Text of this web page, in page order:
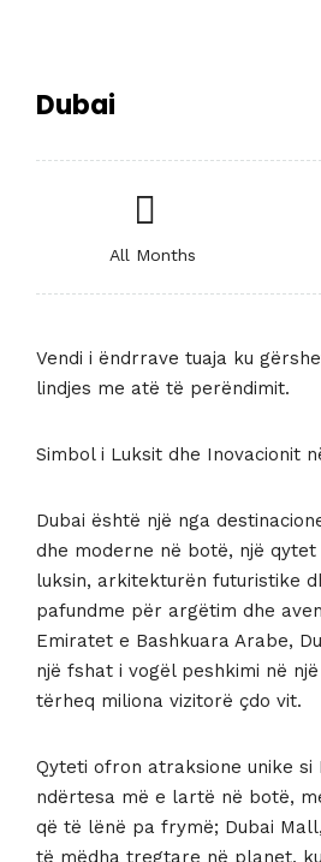
Dubai
All Months
Vendi i ëndrrave tuaja ku
lindjes me atë të perëndimit.
Simbol i Luksit dhe Inovacionit
Dubai është një nga
dhe moderne në botë, një qytet
luksin, arkitekturën futuristike
pafundme për argëtim dhe
Emiratet e Bashkuara Arabe,
një fshat i vogël peshkimi në
tërheq miliona vizitorë çdo vit.
Qyteti ofron atraksione unike si
ndërtesa më e lartë në botë,
që të lënë pa frymë; Dubai
të mëdha tregtare në planet,